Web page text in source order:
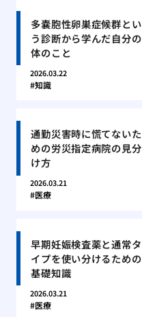
多嚢胞性卵巣症候群とい
う診断から学んだ自分の
体のこと
2026.03.22
知識
通勤災害時に慌てないた
めの労災指定病院の見分
け方
2026.03.21
医療
早期妊娠検査薬と通常タ
イプを使い分けるための
基礎知識
2026.03.21
医療